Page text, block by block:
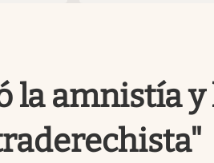
la amnistía